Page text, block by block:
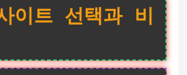
이트 선택과 비